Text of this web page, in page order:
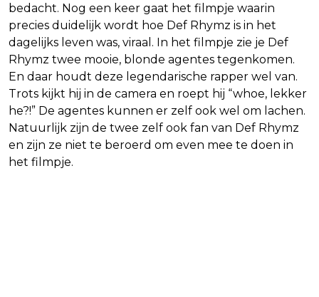
bedacht. Nog een keer gaat het filmpje waarin
precies duidelijk wordt hoe Def Rhymz is in het
dagelijks leven was, viraal. In het filmpje zie je Def
Rhymz twee mooie, blonde agentes tegenkomen.
En daar houdt deze legendarische rapper wel van.
Trots kijkt hij in de camera en roept hij “whoe, lekker
he?!” De agentes kunnen er zelf ook wel om lachen.
Natuurlijk zijn de twee zelf ook fan van Def Rhymz
en zijn ze niet te beroerd om even mee te doen in
het filmpje.